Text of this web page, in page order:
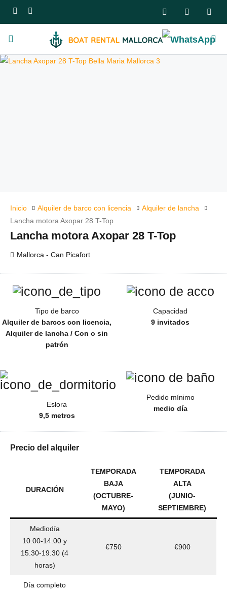
Inicio Alquiler de barco con licencia
Alquiler de lancha
Lancha motora Axopar 28 T-Top
Lancha motora Axopar 28 T-Top
Mallorca - Can Picafort
Tipo de barco
Alquiler de barcos con licencia,
Alquiler de lancha / Con o sin
patrón
Capacidad
9 invitados
Eslora
9,5 metros
Pedido mínimo
medio día
Precio del alquiler
DURACIÓN
TEMPORADA
BAJA
(OCTUBRE-
MAYO)
TEMPORADA
ALTA
(JUNIO-
SEPTIEMBRE)
Mediodía
10.00-14.00 y
15.30-19.30 (4
horas)
€750 €900
Día completo